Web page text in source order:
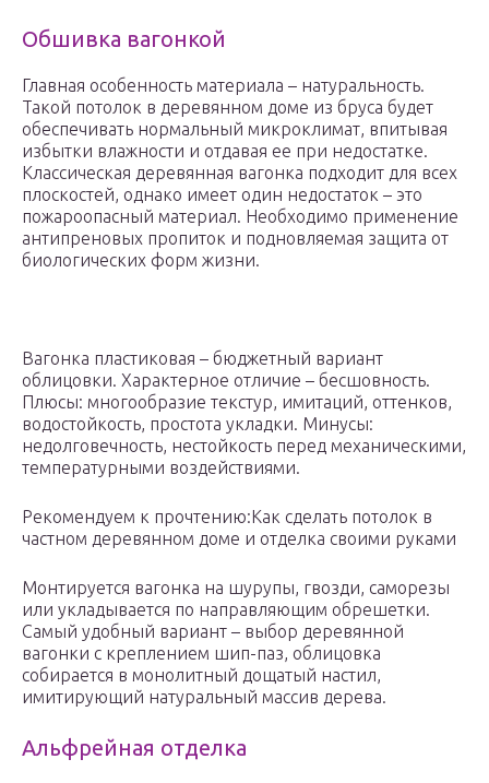
Обшивка вагонкой
Главная особенность материала – натуральность.
Такой потолок в деревянном доме из бруса будет
обеспечивать нормальный микроклимат, впитывая
избытки влажности и отдавая ее при недостатке.
Классическая деревянная вагонка подходит для всех
плоскостей, однако имеет один недостаток – это
пожароопасный материал. Необходимо применение
антипреновых пропиток и подновляемая защита от
биологических форм жизни.
Вагонка пластиковая – бюджетный вариант
облицовки. Характерное отличие – бесшовность.
Плюсы: многообразие текстур, имитаций, оттенков,
водостойкость, простота укладки. Минусы:
недолговечность, нестойкость перед механическими,
температурными воздействиями.
Рекомендуем к прочтению:Как сделать потолок в
частном деревянном доме и отделка своими руками
Монтируется вагонка на шурупы, гвозди, саморезы
или укладывается по направляющим обрешетки.
Самый удобный вариант – выбор деревянной
вагонки с креплением шип-паз, облицовка
собирается в монолитный дощатый настил,
имитирующий натуральный массив дерева.
Альфрейная отделка